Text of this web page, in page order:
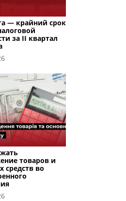
— крайний срок
за II квартал
товаров и
средств во